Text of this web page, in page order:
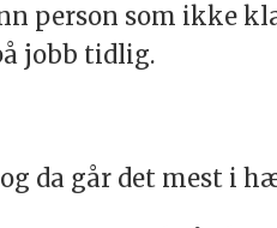
person som ikke
jobb tidlig.
da går det mest i